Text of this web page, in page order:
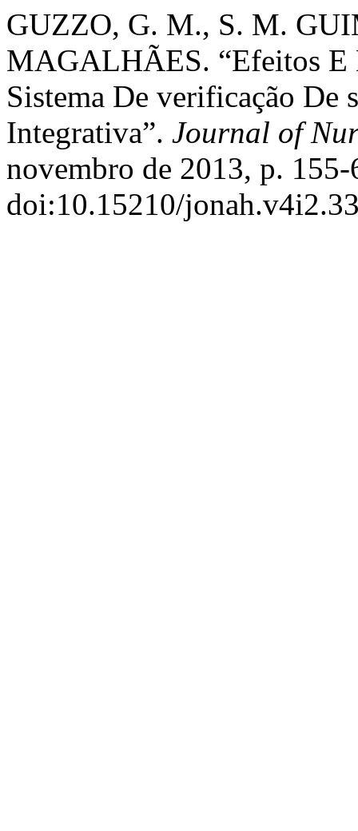
GUZZO, G. M., S. M.
MAGALHÃES. “Efeitos E
Sistema De verificação De
Integrativa”. Journal of
novembro de 2013, p. 155-
doi:10.15210/